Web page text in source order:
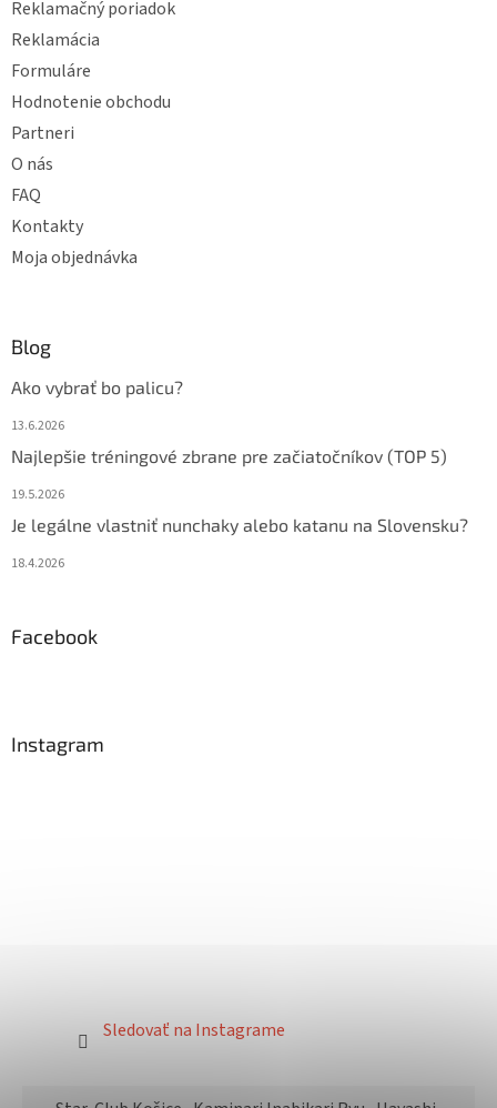
Reklamačný poriadok
Reklamácia
Formuláre
Hodnotenie obchodu
Partneri
O nás
FAQ
Kontakty
Moja objednávka
Blog
Ako vybrať bo palicu?
13.6.2026
Najlepšie tréningové zbrane pre začiatočníkov (TOP 5)
19.5.2026
Je legálne vlastniť nunchaky alebo katanu na Slovensku?
18.4.2026
Facebook
Instagram
Sledovať na Instagrame